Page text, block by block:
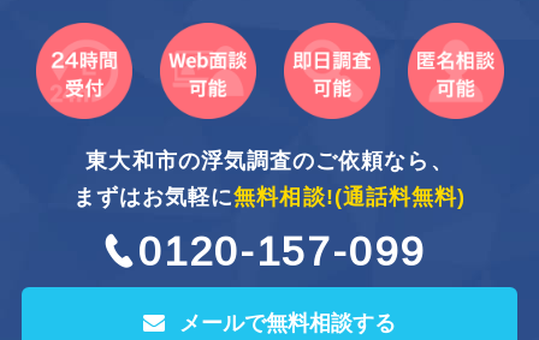
東大和市の浮気調査のご依頼なら、
まずはお気軽に無料相談!(通話料無料)
0120-157-099
メールで無料相談する